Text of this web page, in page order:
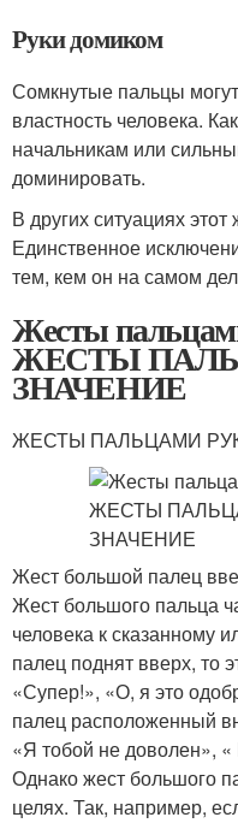
Руки домиком
Сомкнутые пальцы
властность человека.
начальникам или
доминировать.
В других ситуациях этот
Единственное
тем, кем он на самом
Жесты
ЖЕСТЫ
ЗНАЧЕНИЕ
ЖЕСТЫ ПАЛЬЦАМИ
Жест большой палец
Жест большого пальца
человека к сказанному
палец поднят вверх, то
«Супер!», «О, я это
палец расположенный
«Я тобой не доволен»,
Однако жест большого
целях. Так, например,